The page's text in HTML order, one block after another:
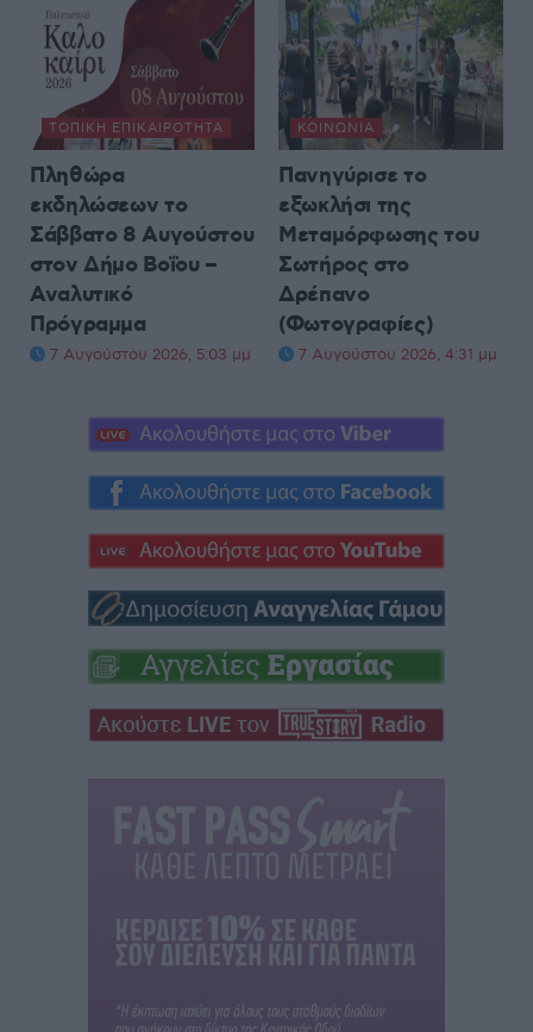
ΤΟΠΙΚΉ ΕΠΙΚΑΙΡΌΤΗΤΑ
Πληθώρα
εκδηλώσεων το
Σάββατο 8 Αυγούστου
στον Δήμο Βοΐου –
Αναλυτικό
Πρόγραμμα
7 Αυγούστου 2026, 5:03 μμ
ΚΟΙΝΩΝΊΑ
Πανηγύρισε το
εξωκλήσι της
Μεταμόρφωσης του
Σωτήρος στο
Δρέπανο
(Φωτογραφίες)
7 Αυγούστου 2026, 4:31 μμ